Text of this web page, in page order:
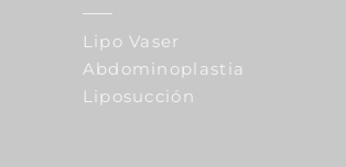
Lipo Vaser
Abdominoplastia
Liposucción